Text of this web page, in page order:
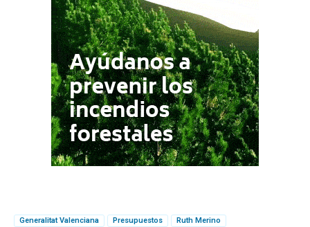
Generalitat Valenciana Presupuestos
Ruth Merino